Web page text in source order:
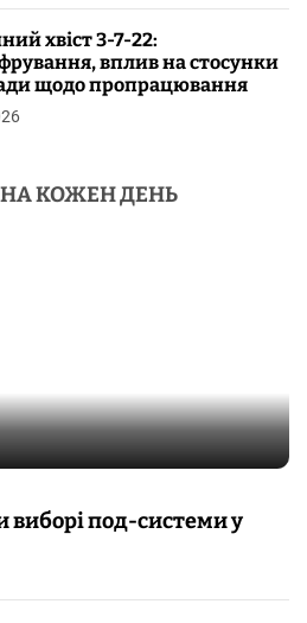
хвіст 3-7-22:
вплив на стосунки
щодо пропрацювання
КОЖЕН ДЕНЬ
под-системи у